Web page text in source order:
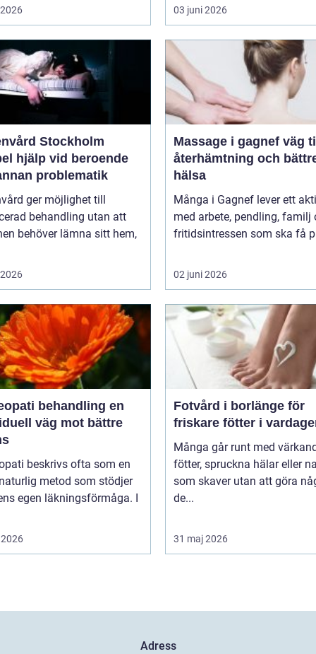
03 juni 2026
Stockholm
hjälp vid beroende
problematik
ger möjlighet till
behandling utan att
behöver lämna sitt hem,
Massage i gagnef väg till
återhämtning och
hälsa
Många i Gagnef lever ett
med arbete, pendling, familj
fritidsintressen som ska få
02 juni 2026
behandling en
väg mot bättre
beskrivs ofta som en
metod som stödjer
egen läkningsförmåga. I
Fotvård i borlänge för
friskare fötter i
Många går runt med
fötter, spruckna hälar eller
som skaver utan att göra
de...
31 maj 2026
Adress